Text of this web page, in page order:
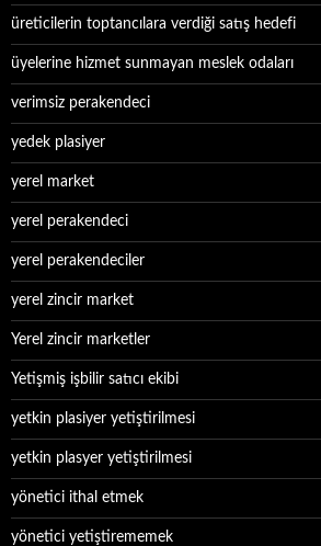
üreticilerin toptancılara verdiği satış hedefi
üyelerine hizmet sunmayan meslek odaları
verimsiz perakendeci
yedek plasiyer
yerel market
yerel perakendeci
yerel perakendeciler
yerel zincir market
Yerel zincir marketler
Yetişmiş işbilir satıcı ekibi
yetkin plasiyer yetiştirilmesi
yetkin plasyer yetiştirilmesi
yönetici ithal etmek
yönetici yetiştirememek